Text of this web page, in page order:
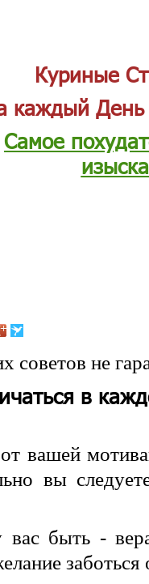
Куриные
каждый
Самое
советов не
в
вашей
вы
быть -
заботься